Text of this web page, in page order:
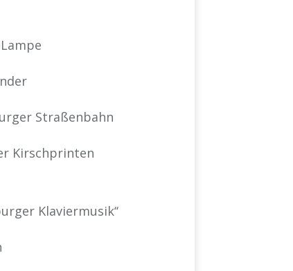
Straßenbahn
Kirschprinten
Klaviermusik‘‘